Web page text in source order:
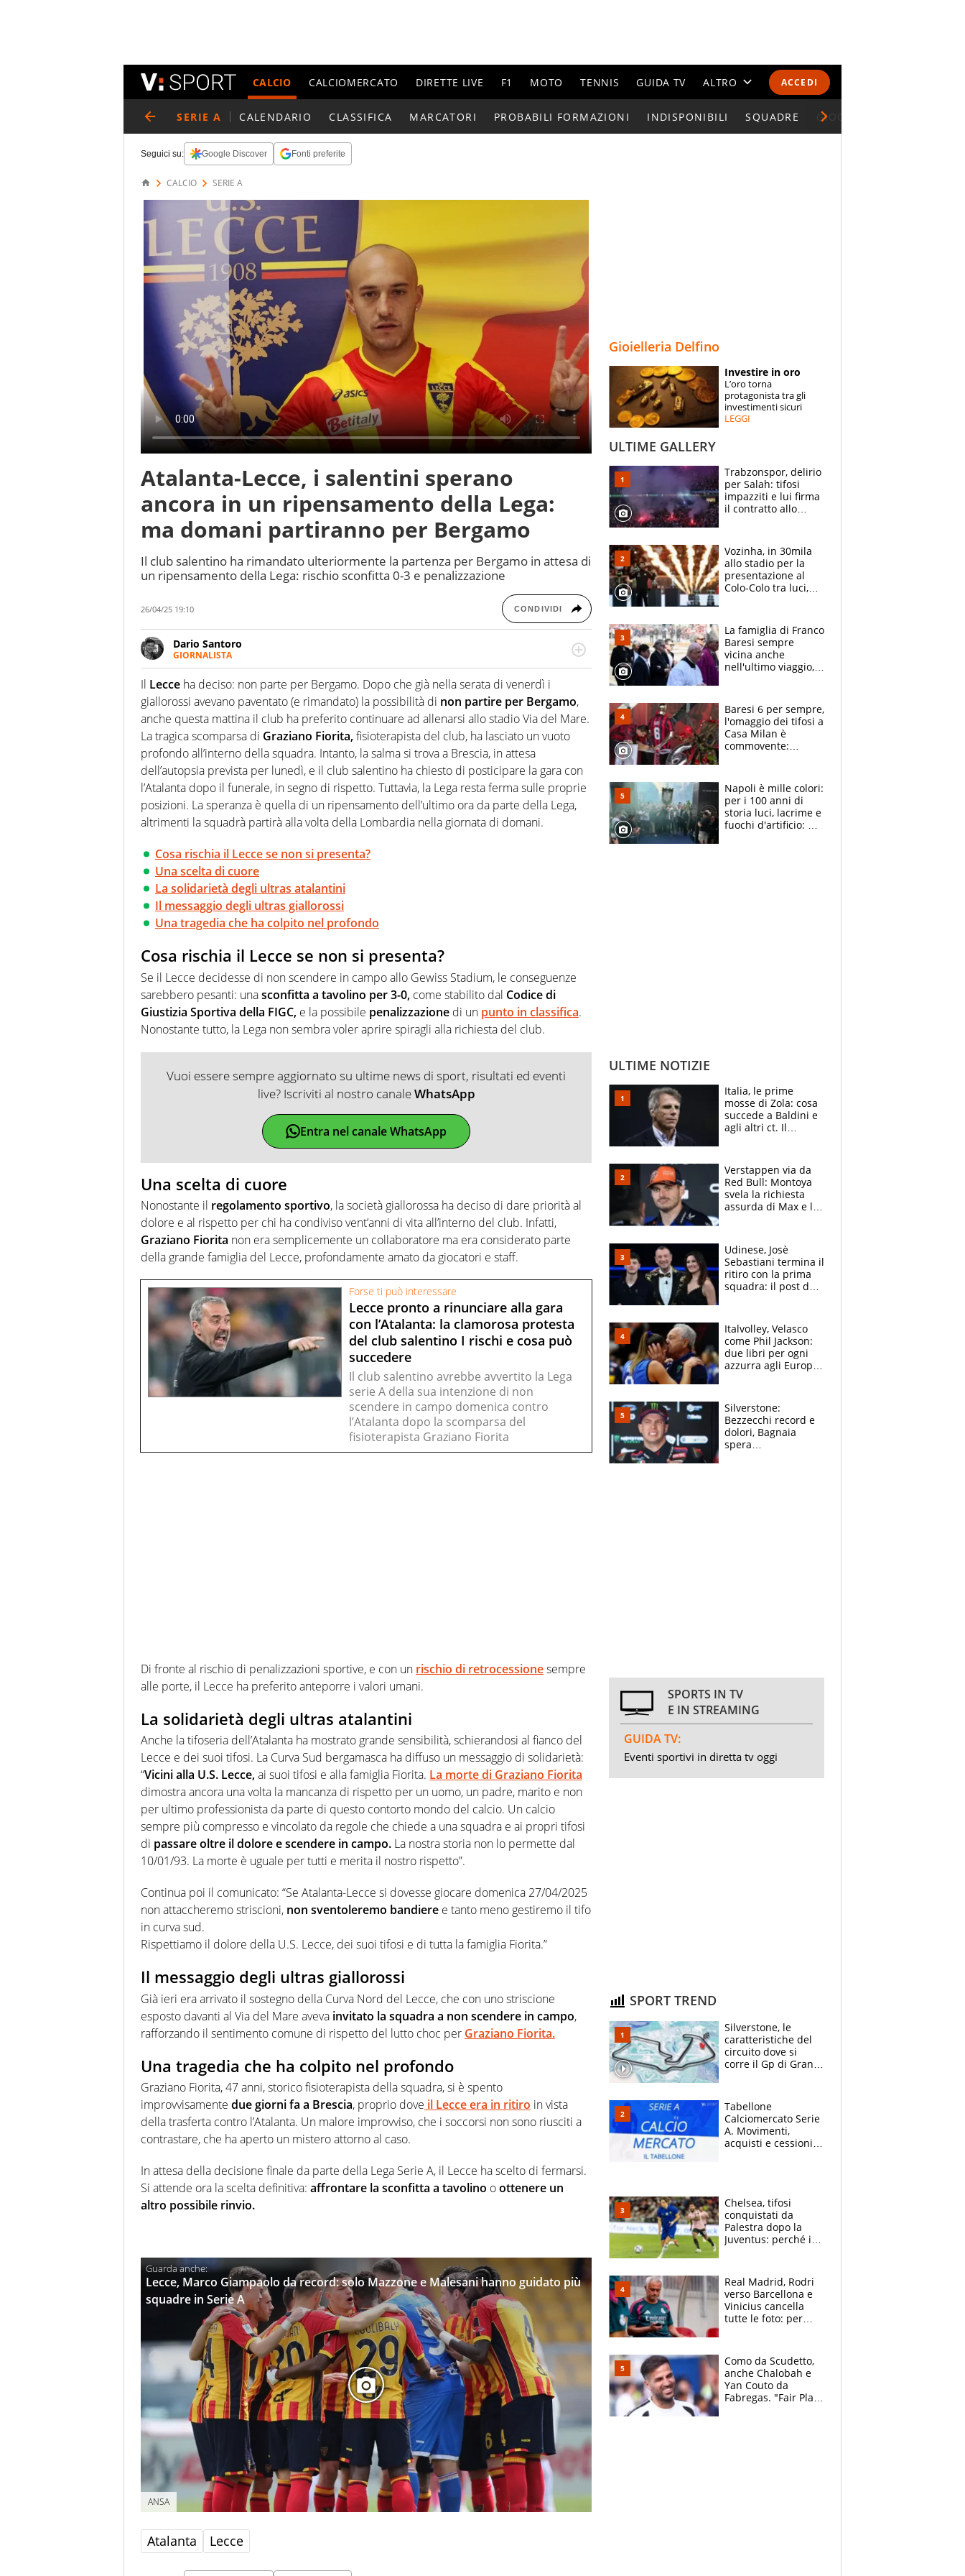
ACCEDI
CALCIO CALCIOMERCATO DIRETTE LIVE F1 MOTO TENNIS GUIDA TV ALTRO
CALENDARI E CLASSIFICHE
ESPERTI
CONTATTI
SERIE A CALENDARIO CLASSIFICA MARCATORI PROBABILI FORMAZIONI INDISPONIBILI SQUADRE GIOCATORI SERIE A
Seguici su: Google Discover Fonti preferite
CALCIO SERIE A
Atalanta-Lecce, i salentini sperano
ancora in un ripensamento della Lega:
ma domani partiranno per Bergamo
Il club salentino ha rimandato ulteriormente la partenza per Bergamo in attesa di
un ripensamento della Lega: rischio sconfitta 0-3 e penalizzazione
26/04/25 19:10 CONDIVIDI
Dario Santoro
GIORNALISTA
Scrive, commenta, racconta lo sport in tutte le sfaccettature. Tocca l'apice quando ha
modo di concentrarsi sulle interviste ai grandi protagonisti
Il Lecce ha deciso: non parte per Bergamo. Dopo che già nella serata di venerdì i
giallorossi avevano paventato (e rimandato) la possibilità di non partire per Bergamo,
anche questa mattina il club ha preferito continuare ad allenarsi allo stadio Via del Mare.
La tragica scomparsa di Graziano Fiorita,fisioterapista del club, ha lasciato un vuoto
profondo all’interno della squadra. Intanto, la salma si trova a Brescia, in attesa
dell’autopsia prevista per lunedì, e il club salentino ha chiesto di posticipare la gara con
l’Atalanta dopo il funerale, in segno di rispetto. Tuttavia, la Lega resta ferma sulle proprie
posizioni. La speranza è quella di un ripensamento dell’ultimo ora da parte della Lega,
altrimenti la squadrà partirà alla volta della Lombardia nella giornata di domani.
Cosa rischia il Lecce se non si presenta?
Una scelta di cuore
La solidarietà degli ultras atalantini
Il messaggio degli ultras giallorossi
Una tragedia che ha colpito nel profondo
Cosa rischia il Lecce se non si presenta?
Se il Lecce decidesse di non scendere in campo allo Gewiss Stadium, le conseguenze
sarebbero pesanti: unasconfitta a tavolino per 3-0, come stabilito dal Codice di
Giustizia Sportiva della FIGC, e la possibile penalizzazione di un punto in classifica.
Nonostante tutto, la Lega non sembra voler aprire spiragli alla richiesta del club.
Vuoi essere sempre aggiornato su ultime news di sport, risultati ed eventi
live? Iscriviti al nostro canaleWhatsApp
Entra nel canale WhatsApp
Una scelta di cuore
Nonostante il regolamento sportivo, la società giallorossa ha deciso di dare priorità al
dolore e al rispetto per chi ha condiviso vent’anni di vita all’interno del club. Infatti,
Graziano Fiorita non era semplicemente un collaboratore ma era considerato parte
della grande famiglia del Lecce, profondamente amato da giocatori e staff.
Forse ti può interessare
Lecce pronto a rinunciare alla gara
con l’Atalanta: la clamorosa protesta
del club salentino I rischi e cosa può
succedere
Il club salentino avrebbe avvertito la Lega
serie A della sua intenzione di non
scendere in campo domenica contro
l’Atalanta dopo la scomparsa del
fisioterapista Graziano Fiorita
Di fronte al rischio di penalizzazioni sportive, e con un rischio di retrocessionesempre
alle porte, il Lecce ha preferito anteporre i valori umani.
La solidarietà degli ultras atalantini
Anche la tifoseria dell’Atalanta ha mostrato grande sensibilità, schierandosi al fianco del
Lecce e dei suoi tifosi. La Curva Sud bergamasca ha diffuso un messaggio di solidarietà:
“Vicini alla U.S. Lecce,ai suoi tifosi e alla famiglia Fiorita. La morte di Graziano Fiorita
dimostra ancora una volta la mancanza di rispetto per un uomo, un padre, marito e non
per ultimo professionista da parte di questo contorto mondo del calcio. Un calcio
sempre più compresso e vincolato da regole che chiede a una squadra e ai propri tifosi
di passare oltre il dolore e scendere in campo. La nostra storia non lo permette dal
10/01/93. La morte è uguale per tutti e merita il nostro rispetto”.
Continua poi il comunicato: “Se Atalanta-Lecce si dovesse giocare domenica 27/04/2025
non attaccheremo striscioni, non sventoleremo bandiere e tanto meno gestiremo il tifo
in curva sud.
Rispettiamo il dolore della U.S. Lecce, dei suoi tifosi e di tutta la famiglia Fiorita.”
Il messaggio degli ultras giallorossi
Già ieri era arrivato il sostegno della Curva Nord del Lecce, che con uno striscione
esposto davanti al Via del Mare aveva invitato la squadra a non scendere in campo,
rafforzando il sentimento comune di rispetto del lutto choc per Graziano Fiorita.
Una tragedia che ha colpito nel profondo
Graziano Fiorita, 47 anni, storico fisioterapista della squadra, si è spento
improvvisamente due giorni fa a Brescia, proprio dove il Lecce era in ritiro in vista
della trasferta contro l’Atalanta. Un malore improvviso, che i soccorsi non sono riusciti a
contrastare, che ha aperto un mistero attorno al caso.
In attesa della decisione finale da parte della Lega Serie A, il Lecce ha scelto di fermarsi.
Si attende ora la scelta definitiva: affrontare la sconfitta a tavolino oottenere un
altro possibile rinvio.
Lecce, Marco Giampaolo da record: solo Mazzone e Malesani hanno guidato più
squadre in Serie A
ANSA
Atalanta Lecce
Gioielleria Delfino
Investire in oro
L’oro torna
protagonista tra gli
investimenti sicuri
LEGGI
ULTIME GALLERY
Trabzonspor, delirio
per Salah: tifosi
impazziti e lui firma
il contratto allo
Vozinha, in 30mila
allo stadio per la
presentazione al
Colo-Colo tra luci,
La famiglia di Franco
Baresi sempre
vicina anche
nell'ultimo viaggio,
circondati
dall'affetto dei tifosi
Baresi 6 per sempre,
l'omaggio dei tifosi a
Casa Milan è
commovente:
bigliettini
Napoli è mille colori:
per i 100 anni di
storia luci, lacrime e
fuochi d'artificio: De
ULTIME NOTIZIE
Italia, le prime
mosse di Zola: cosa
succede a Baldini e
agli altri ct. Il
azzurri
Verstappen via da
Red Bull: Montoya
svela la richiesta
assurda di Max e lo
McLaren siano
meglio?”
Udinese, Josè
Sebastiani termina il
ritiro con la prima
squadra: il post del
sfondo
Italvolley, Velasco
come Phil Jackson:
due libri per ogni
azzurra agli Europei.
Silverstone:
Bezzecchi record e
dolori, Bagnaia
spera
SPORTS IN TV
E IN STREAMING
GUIDA TV:
Eventi sportivi in diretta tv oggi
SPORT TREND
Silverstone, le
caratteristiche del
circuito dove si
corre il Gp di Gran
Tabellone
Calciomercato Serie
A. Movimenti,
acquisti e cessioni:
Chelsea, tifosi
conquistati da
Palestra dopo la
Juventus: perché i
Real Madrid, Rodri
verso Barcellona e
Vinicius cancella
tutte le foto: per
Como da Scudetto,
anche Chalobah e
Yan Couto da
Fabregas. "Fair Play